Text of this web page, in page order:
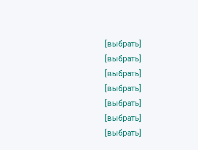
[выбрать]
[выбрать]
[выбрать]
[выбрать]
[выбрать]
[выбрать]
[выбрать]